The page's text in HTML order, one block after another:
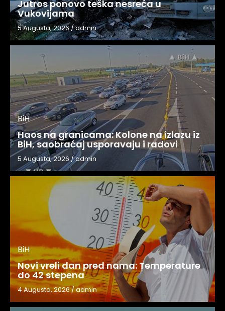
Jutros ponovo teška nesreća u
Vukovijama
5 Augusta, 2026/admin
BiH
Haos na granicama: Kolone na izlazu iz
BiH, saobraćaj usporavaju i radovi
5 Augusta, 2026/admin
BiH
Novi vreli dan pred nama: Temperature
do 42 stepena
4 Augusta, 2026/admin